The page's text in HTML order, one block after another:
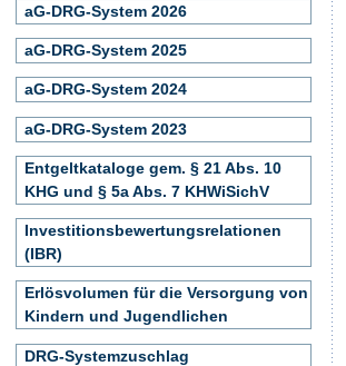
aG-DRG-System 2026
aG-DRG-System 2025
aG-DRG-System 2024
aG-DRG-System 2023
Entgeltkataloge gem. § 21 Abs. 10
KHG und § 5a Abs. 7 KHWiSichV
Investitionsbewertungsrelationen
(IBR)
Erlösvolumen für die Versorgung von
Kindern und Jugendlichen
DRG-Systemzuschlag